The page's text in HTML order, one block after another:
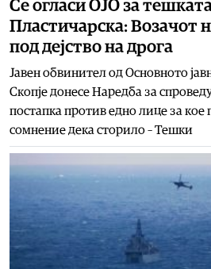
Се огласи ОЈО за
Пластичарска: Возачот
под дејство на дрога
Јавен обвинител од Основното
Скопје донесе Наредба за
постапка против едно лице за кое
сомнение дека сторило – Тешки